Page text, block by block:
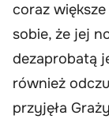
coraz
sobie, że jej
dezaprobatą
również
przyjęła